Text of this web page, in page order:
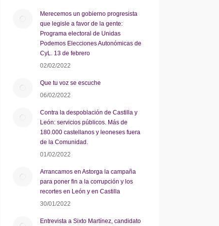
Merecemos un gobierno progresista
que legisle a favor de la gente:
Programa electoral de Unidas
Podemos Elecciones Autonómicas de
CyL. 13 de febrero
02/02/2022
Que tu voz se escuche
06/02/2022
Contra la despoblación de Castilla y
León: servicios públicos. Más de
180.000 castellanos y leoneses fuera
de la Comunidad.
01/02/2022
Arrancamos en Astorga la campaña
para poner fin a la corrupción y los
recortes en León y en Castilla
30/01/2022
Entrevista a Sixto Martínez, candidato